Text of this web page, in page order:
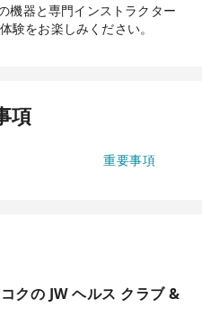
機器と専門インストラクター
験をお楽しみください。
項
重要事項
クの JW ヘルス クラブ &